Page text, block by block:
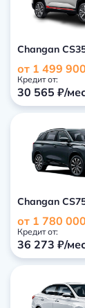
Changan
от 1 499
Кредит от:
30 565 ₽/
Changan
от 1 780
Кредит от:
36 273 ₽/